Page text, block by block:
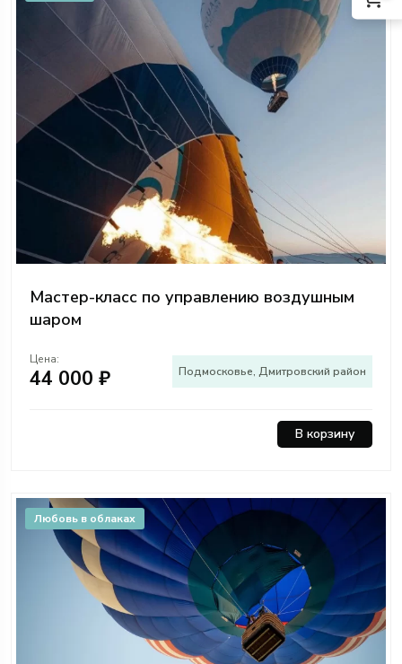
Мастер-класс по управлению воздушным
шаром
Цена:
44 000 ₽ Подмосковье, Дмитровский район
В корзину
Любовь в облаках